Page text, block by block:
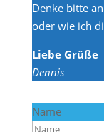
Denke bitte
oder wie ich
Liebe Grüße
Dennis
Name